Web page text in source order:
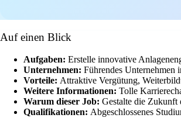
Auf einen Blick
Aufgaben: Erstelle innovative
Unternehmen: Führendes Unternehmen
Vorteile: Attraktive Vergütung,
Weitere Informationen: Tolle
Warum dieser Job: Gestalte die Zukunft
Qualifikationen: Abgeschlossenes